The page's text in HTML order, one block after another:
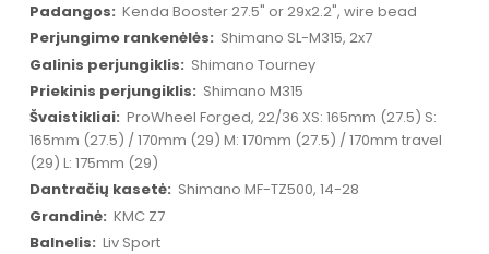
Kenda Booster 27.5" or 29x2.2", wire bead
Shimano SL-M315, 2x7
Shimano Tourney
Shimano M315
ProWheel Forged, 22/36 XS: 165mm (27.5) S:
165mm (27.5) / 170mm (29) M: 170mm (27.5) / 170mm travel
(29) L: 175mm (29)
Shimano MF-TZ500, 14-28
KMC Z7
Liv Sport